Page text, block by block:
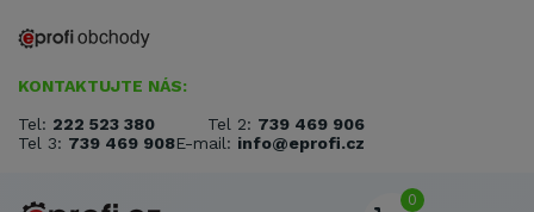
KONTAKTUJTE NÁS:
Tel: 222 523 380 Tel 2: 739 469 906
Tel 3: 739 469 908E-mail: info@eprofi.cz
0